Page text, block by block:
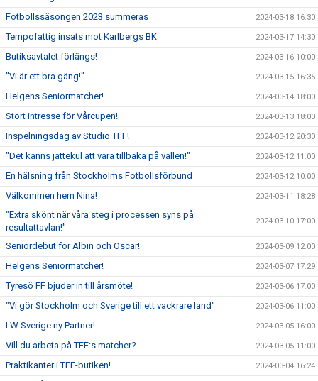
Fotbollssäsongen 2023 summeras 2024-03-18 16:30
Tempofattig insats mot Karlbergs BK 2024-03-17 14:30
Butiksavtalet förlängs! 2024-03-16 10:00
"Vi är ett bra gäng!" 2024-03-15 16:35
Helgens Seniormatcher! 2024-03-14 18:00
Stort intresse för Vårcupen! 2024-03-13 18:00
Inspelningsdag av Studio TFF! 2024-03-12 20:30
"Det känns jättekul att vara tillbaka på vallen!" 2024-03-12 11:00
En hälsning från Stockholms Fotbollsförbund 2024-03-12 10:00
Välkommen hem Nina! 2024-03-11 18:28
"Extra skönt när våra steg i processen syns på
resultattavlan!"
2024-03-10 17:00
Seniordebut för Albin och Oscar! 2024-03-09 12:00
Helgens Seniormatcher! 2024-03-07 17:29
Tyresö FF bjuder in till årsmöte! 2024-03-06 17:00
"Vi gör Stockholm och Sverige till ett vackrare land" 2024-03-06 11:00
LW Sverige ny Partner! 2024-03-05 16:00
Vill du arbeta på TFF:s matcher? 2024-03-05 11:00
Praktikanter i TFF-butiken! 2024-03-04 16:24